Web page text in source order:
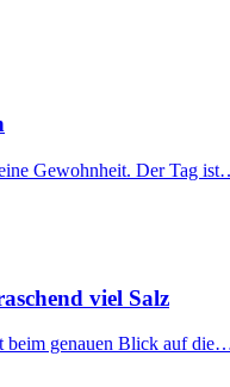
Gewohnheit. Der Tag
viel Salz
beim genauen Blick auf